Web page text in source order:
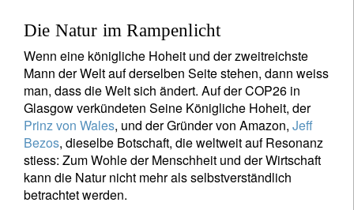
Die Natur im Rampenlicht
Wenn eine königliche Hoheit und der zweitreichste
Mann der Welt auf derselben Seite stehen, dann weiss
man, dass die Welt sich ändert. Auf der COP26 in
Glasgow verkündeten Seine Königliche Hoheit, der
Prinz von Wales, und der Gründer von Amazon, Jeff
Bezos, dieselbe Botschaft, die weltweit auf Resonanz
stiess: Zum Wohle der Menschheit und der Wirtschaft
kann die Natur nicht mehr als selbstverständlich
betrachtet werden.